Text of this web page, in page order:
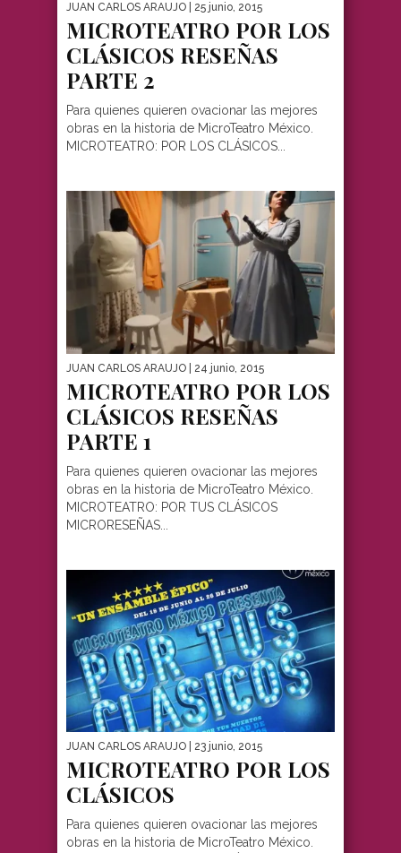
JUAN CARLOS ARAUJO | 25 junio, 2015
MICROTEATRO POR LOS
CLÁSICOS RESEÑAS
PARTE 2
Para quienes quieren ovacionar las mejores
obras en la historia de MicroTeatro México.
MICROTEATRO: POR LOS CLÁSICOS...
JUAN CARLOS ARAUJO | 24 junio, 2015
MICROTEATRO POR LOS
CLÁSICOS RESEÑAS
PARTE 1
Para quienes quieren ovacionar las mejores
obras en la historia de MicroTeatro México.
MICROTEATRO: POR TUS CLÁSICOS
MICRORESEÑAS...
JUAN CARLOS ARAUJO | 23 junio, 2015
MICROTEATRO POR LOS
CLÁSICOS
Para quienes quieren ovacionar las mejores
obras en la historia de MicroTeatro México.